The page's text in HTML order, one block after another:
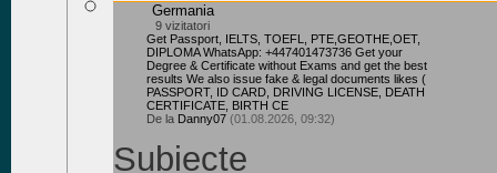
Germania
9 vizitatori
Get Passport, IELTS, TOEFL, PTE,GEOTHE,OET,
DIPLOMA WhatsApp: +447401473736 Get your
Degree & Certificate without Exams and get the best
results We also issue fake & legal documents likes (
PASSPORT, ID CARD, DRIVING LICENSE, DEATH
CERTIFICATE, BIRTH CE
De la Danny07 (01.08.2026, 09:32)
Subiecte